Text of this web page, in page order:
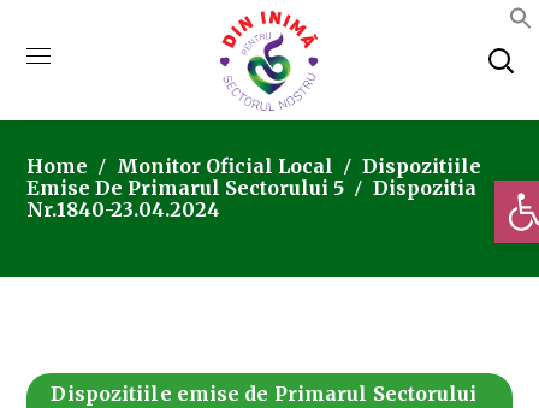
Home Monitor Oficial Local
Dispozitiile
Emise De Primarul Sectorului 5
Dispozitia
Nr.1840-23.04.2024
Dispozitiile emise de Primarul Sectorului